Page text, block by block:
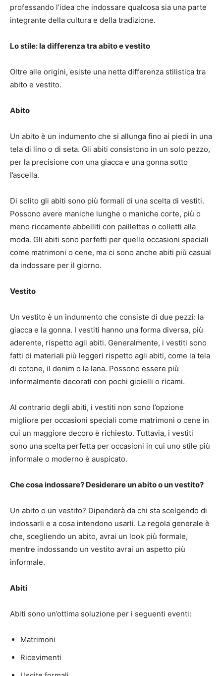
professando l’idea che indossare qualcosa sia una parte
integrante della cultura e della tradizione.
Lo stile: la differenza tra abito e vestito
Oltre alle origini, esiste una netta differenza stilistica tra
abito e vestito.
Abito
Un abito è un indumento che si allunga fino ai piedi in una
tela di lino o di seta. Gli abiti consistono in un solo pezzo,
per la precisione con una giacca e una gonna sotto
l’ascella.
Di solito gli abiti sono più formali di una scelta di vestiti.
Possono avere maniche lunghe o maniche corte, più o
meno riccamente abbelliti con paillettes o colletti alla
moda. Gli abiti sono perfetti per quelle occasioni speciali
come matrimoni o cene, ma ci sono anche abiti più casual
da indossare per il giorno.
Vestito
Un vestito è un indumento che consiste di due pezzi: la
giacca e la gonna. I vestiti hanno una forma diversa, più
aderente, rispetto agli abiti. Generalmente, i vestiti sono
fatti di materiali più leggeri rispetto agli abiti, come la tela
di cotone, il denim o la lana. Possono essere più
informalmente decorati con pochi gioielli o ricami.
Al contrario degli abiti, i vestiti non sono l’opzione
migliore per occasioni speciali come matrimoni o cene in
cui un maggiore decoro è richiesto. Tuttavia, i vestiti
sono una scelta perfetta per occasioni in cui uno stile più
informale o moderno è auspicato.
Che cosa indossare? Desiderare un abito o un vestito?
Un abito o un vestito? Dipenderà da chi sta scelgendo di
indossarli e a cosa intendono usarli. La regola generale è
che, scegliendo un abito, avrai un look più formale,
mentre indossando un vestito avrai un aspetto più
informale.
Abiti
Abiti sono un’ottima soluzione per i seguenti eventi:
Matrimoni
Ricevimenti